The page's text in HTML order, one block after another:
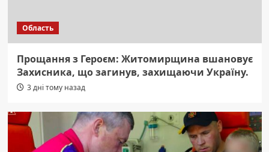
Область
Прощання з Героєм: Житомирщина вшановує
Захисника, що загинув, захищаючи Україну.
3 дні тому назад